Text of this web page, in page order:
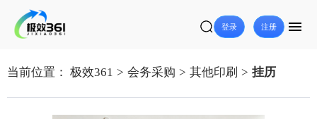
登录 注册
当前位置： 极效361 > 会务采购 > 其他印刷 > 挂历